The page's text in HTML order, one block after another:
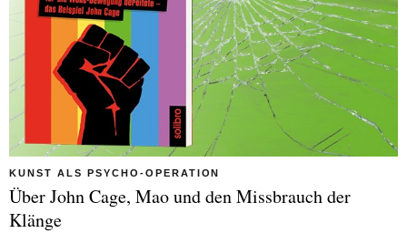
KUNST ALS PSYCHO-OPERATION
Über John Cage, Mao und den Missbrauch der
Klänge